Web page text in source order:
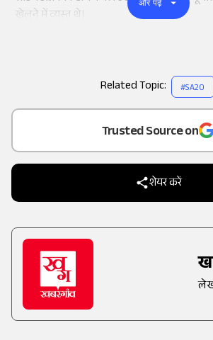
as a
Trusted Source on
शेयर करें
खेलने में व्यस्त थे।
और पढ़ें
Related Topic: #SA20